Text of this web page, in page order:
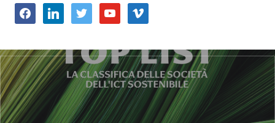
facebooklinkedin twitter youtube vimeo